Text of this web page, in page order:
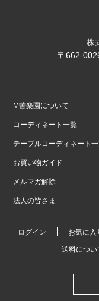
株
〒662-
M苦楽園について
コーディネート一覧
テーブルコーディネート
お買い物ガイド
メルマガ解除
法人の皆さま
ログイン お気に入
送料につい